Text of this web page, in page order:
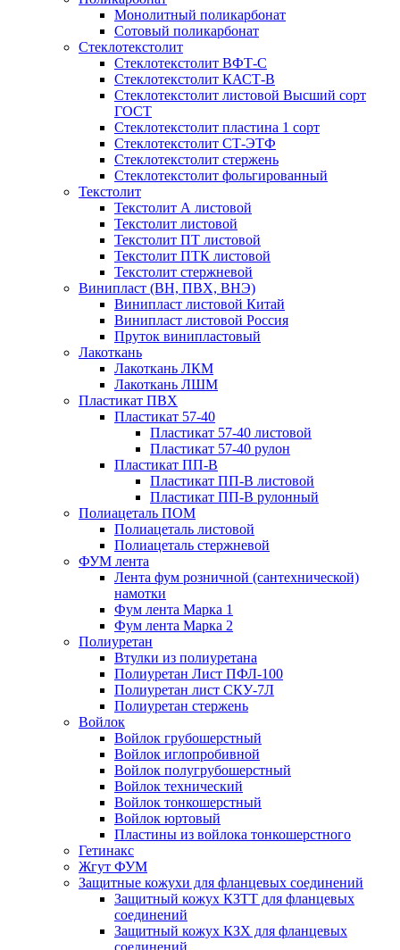
Монолитный поликарбонат
Сотовый поликарбонат
Стеклотекстолит
Стеклотекстолит ВФТ-С
Стеклотекстолит КАСТ-В
Стеклотекстолит листовой Высший сорт
ГОСТ
Стеклотекстолит пластина 1 сорт
Стеклотекстолит СТ-ЭТФ
Стеклотекстолит стержень
Стеклотекстолит фольгированный
Текстолит
Текстолит А листовой
Текстолит листовой
Текстолит ПТ листовой
Текстолит ПТК листовой
Текстолит стержневой
Винипласт (ВН, ПВХ, ВНЭ)
Винипласт листовой Китай
Винипласт листовой Россия
Пруток винипластовый
Лакоткань
Лакоткань ЛКМ
Лакоткань ЛШМ
Пластикат ПВХ
Пластикат 57-40
Пластикат 57-40 листовой
Пластикат 57-40 рулон
Пластикат ПП-В
Пластикат ПП-В листовой
Пластикат ПП-В рулонный
Полиацеталь ПОМ
Полиацеталь листовой
Полиацеталь стержневой
ФУМ лента
Лента фум розничной (сантехнической)
намотки
Фум лента Марка 1
Фум лента Марка 2
Полиуретан
Втулки из полиуретана
Полиуретан Лист ПФЛ-100
Полиуретан лист СКУ-7Л
Полиуретан стержень
Войлок
Войлок грубошерстный
Войлок иглопробивной
Войлок полугрубошерстный
Войлок технический
Войлок тонкошерстный
Войлок юртовый
Пластины из войлока тонкошерстного
Гетинакс
Жгут ФУМ
Защитные кожухи для фланцевых соединений
Защитный кожух КЗТТ для фланцевых
соединений
Защитный кожух КЗХ для фланцевых